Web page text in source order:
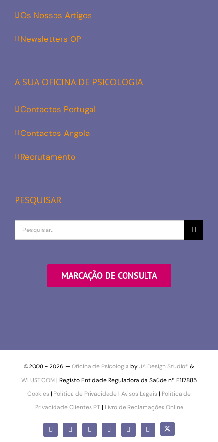
Os Nossos Artigos
Newsletters OP
A SUA OFICINA DE PSICOLOGIA
Contactos Portugal
Contactos Angola
Recrutamento
PESQUISAR
Procurar
por
MARCAÇÃO DE CONSULTA
©2008 -2026 —Oficina de Psicologia byJA Design Studio®&
WLUST.COM | Registo Entidade Reguladora da Saúde nº E117885
Cookies| Política de Privacidade| Avisos Legais| Política de
Privacidade Clientes PT | Livro de Reclamações Online
FacebookInstagramLinkedInYouTubePinterestSoundCloud
X